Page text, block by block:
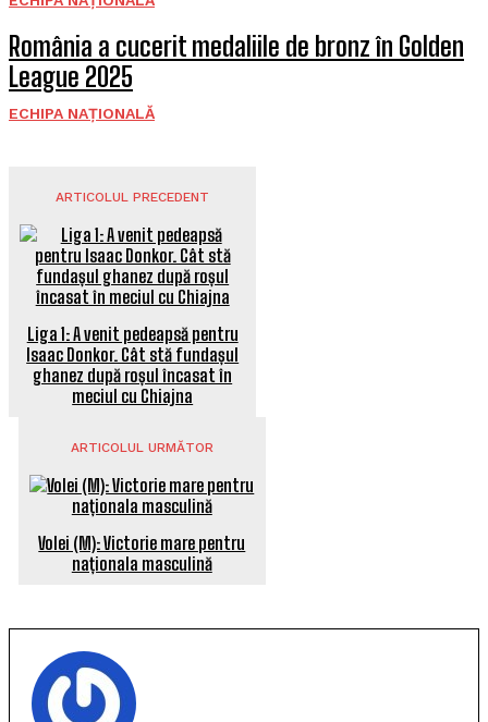
România a cucerit medaliile de bronz în Golden
League 2025
ECHIPA NAȚIONALĂ
ARTICOLUL PRECEDENT
Liga 1: A venit pedeapsă pentru
Isaac Donkor. Cât stă fundașul
ghanez după roșul încasat în
meciul cu Chiajna
ARTICOLUL URMĂTOR
Volei (M): Victorie mare pentru
naționala masculină